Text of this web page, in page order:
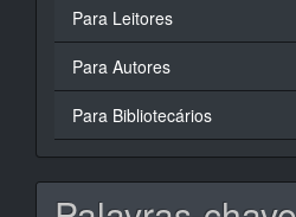
Para Leitores
Para Autores
Para Bibliotecários